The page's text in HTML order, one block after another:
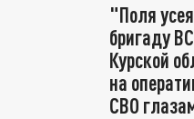
"Поля
бригаду
Курской
на
СВО